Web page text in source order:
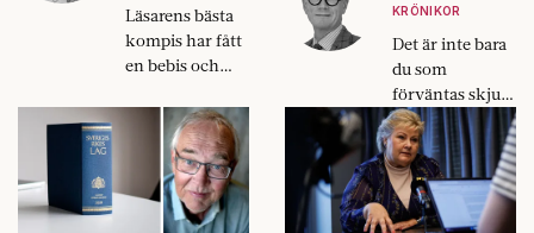
Läsarens bästa
kompis har fått
en bebis och
kommer inte
vara pappaledig.
Vill han inte ha
en relation till
sitt barn?
KRÖNIKOR
Det är inte bara
du som
förväntas skjuta
dina kollegor,
dina kollegor
förväntas skjuta
dig också.